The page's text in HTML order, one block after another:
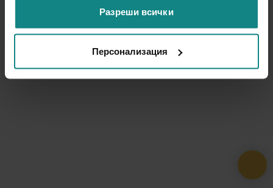
Разреши всички
Персонализация